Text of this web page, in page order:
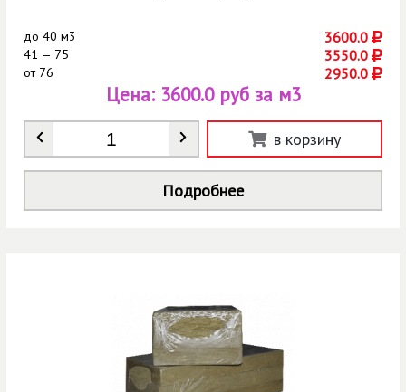
до 40 м3 3600.0
41 — 75 3550.0
от76 2950.0
Количество
Цена: 3600.0 руб за м3
в корзину
Подробнее